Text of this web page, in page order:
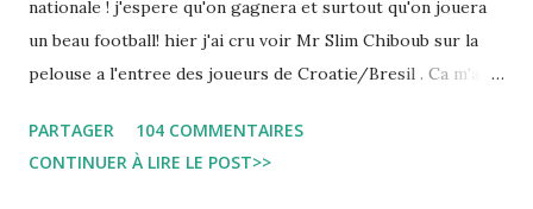
nationale ! j'espere qu'on gagnera et surtout qu'on jouera
un beau football! hier j'ai cru voir Mr Slim Chiboub sur la
pelouse a l'entree des joueurs de Croatie/Bresil . Ca m'a
instances internationales.( Je me demande d'ailleurs a quoi
est due cette absence !). Anyway... Inchallah Marbouha !
PARTAGER
104 COMMENTAIRES
CONTINUER À LIRE LE POST>>